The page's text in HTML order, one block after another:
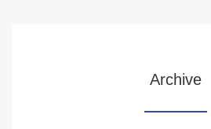
Archive